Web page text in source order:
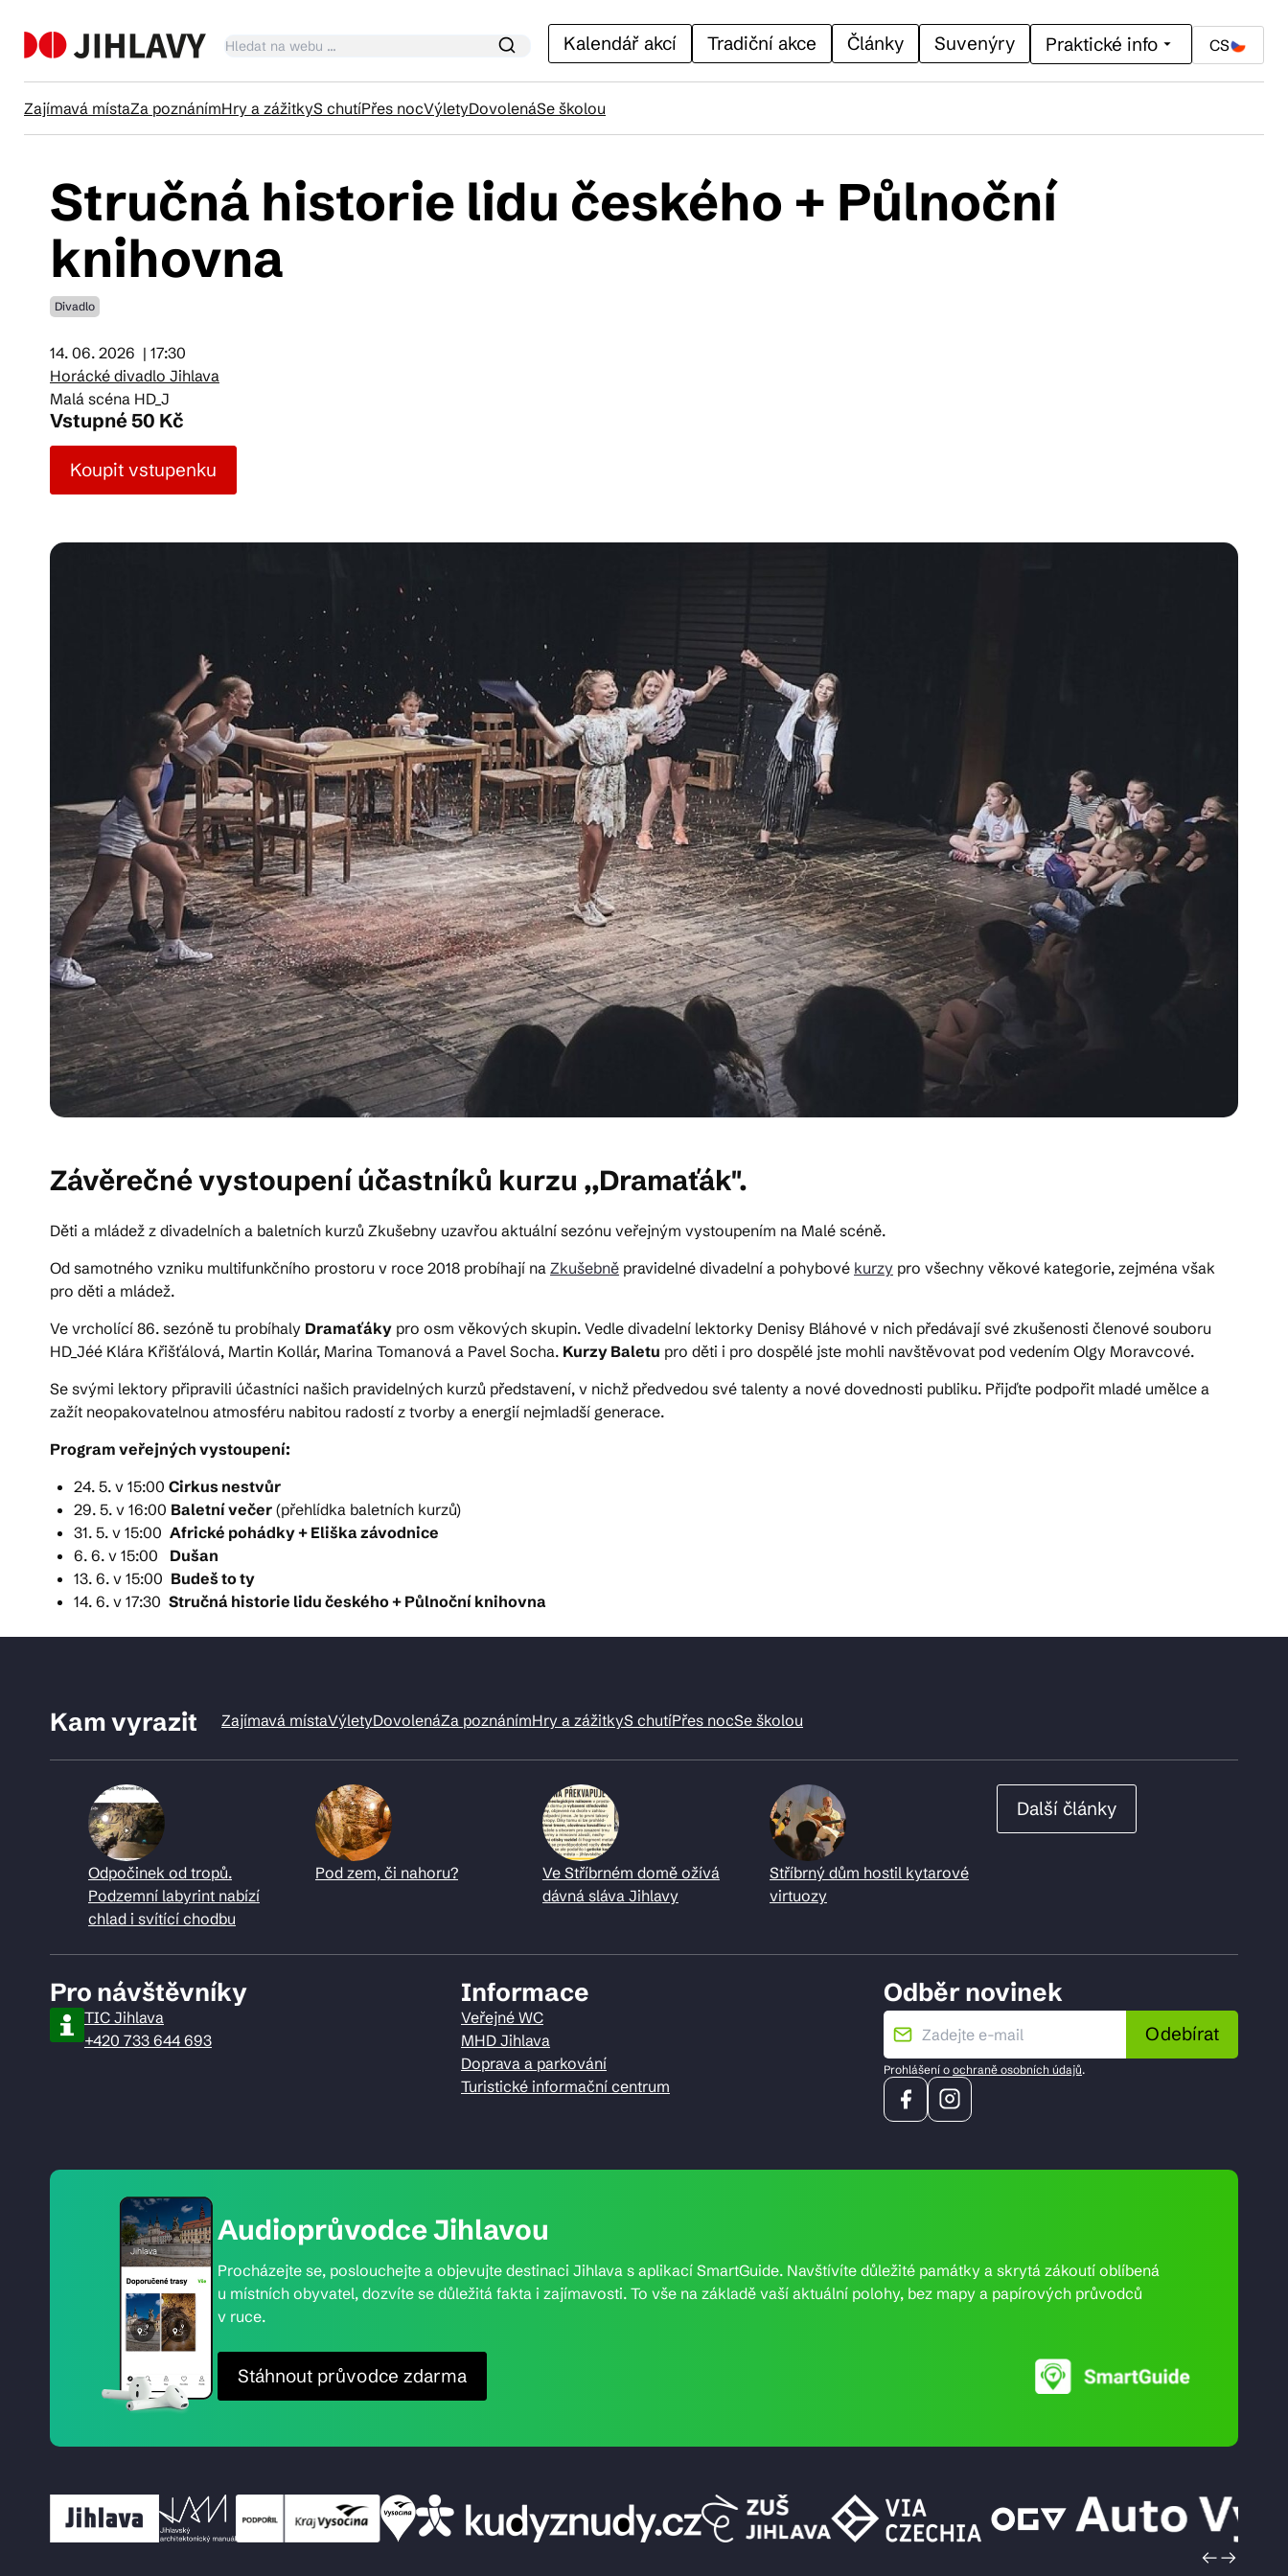
Kalendář akcí Tradiční akce Články Suvenýry Praktické info CS
Zajímavá místaZa poznánímHry a zážitkyS chutíPřes nocVýletyDovolenáSe školou
Kalendář akcí
© 2026 Brána Jihlavy
Stručná historie lidu českého + Půlnoční
knihovna
Divadlo
14. 06. 2026 | 17:30
Horácké divadlo Jihlava
Malá scéna HD_J
Vstupné 50 Kč
Koupit vstupenku
Závěrečné vystoupení účastníků kurzu ,,Dramaťák".
Děti a mládež z divadelních a baletních kurzů Zkušebny uzavřou aktuální sezónu veřejným vystoupením na Malé scéně.
Od samotného vzniku multifunkčního prostoru v roce 2018 probíhají na Zkušebně pravidelné divadelní a pohybové kurzy pro všechny věkové kategorie, zejména však
pro děti a mládež.
Ve vrcholící 86. sezóně tu probíhaly Dramaťáky pro osm věkových skupin. Vedle divadelní lektorky Denisy Bláhové v nich předávají své zkušenosti členové souboru
HD_Jéé Klára Křišťálová, Martin Kollár, Marina Tomanová a Pavel Socha. Kurzy Baletu pro děti i pro dospělé jste mohli navštěvovat pod vedením Olgy Moravcové.
Se svými lektory připravili účastníci našich pravidelných kurzů představení, v nichž předvedou své talenty a nové dovednosti publiku. Přijďte podpořit mladé umělce a
zažít neopakovatelnou atmosféru nabitou radostí z tvorby a energií nejmladší generace.
Program veřejných vystoupení:
24. 5. v 15:00 Cirkus nestvůr
29. 5. v 16:00 Baletní večer (přehlídka baletních kurzů)
31. 5. v 15:00 Africké pohádky + Eliška závodnice
6. 6. v 15:00 Dušan
13. 6. v 15:00 Budeš to ty
14. 6. v 17:30 Stručná historie lidu českého + Půlnoční knihovna
Kam vyrazit Zajímavá místaVýletyDovolenáZa poznánímHry a zážitkyS chutíPřes nocSe školou
Odpočinek od tropů.
Podzemní labyrint nabízí
chlad i svítící chodbu
Pod zem, či nahoru?
Ve Stříbrném domě ožívá
dávná sláva Jihlavy
Stříbrný dům hostil kytarové
virtuozy
Další články
Pro návštěvníky
TIC Jihlava
+420 733 644 693
Informace
Veřejné WC
MHD Jihlava
Doprava a parkování
Turistické informační centrum
Odběr novinek
Odebírat
Prohlášení o ochraně osobních údajů.
Audioprůvodce Jihlavou
Procházejte se, poslouchejte a objevujte destinaci Jihlava s aplikací SmartGuide. Navštívíte důležité památky a skrytá zákoutí oblíbená
u místních obyvatel, dozvíte se důležitá fakta i zajímavosti. To vše na základě vaší aktuální polohy, bez mapy a papírových průvodců
v ruce.
Stáhnout průvodce zdarma